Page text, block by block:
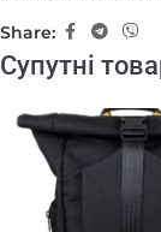
Share:
Супутні